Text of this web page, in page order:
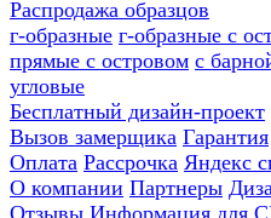
Распродажа образцов
г-образные г-образные с
прямые с островом с
угловые
Бесплатный дизайн-проект
Вызов замерщика Гарантия
Оплата Рассрочка Яндекс
О компании Партнеры
Отзывы Информация для